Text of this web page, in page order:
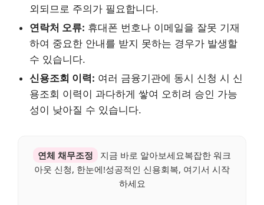
외되므로 주의가 필요합니다.
연락처 오류: 휴대폰 번호나 이메일을 잘못 기재
하여 중요한 안내를 받지 못하는 경우가 발생할
수 있습니다.
신용조회 이력: 여러 금융기관에 동시 신청 시 신
용조회 이력이 과다하게 쌓여 오히려 승인 가능
성이 낮아질 수 있습니다.
연체 채무조정
지금 바로 알아보세요복잡한 워크
아웃 신청, 한눈에!성공적인 신용회복, 여기서 시작
하세요